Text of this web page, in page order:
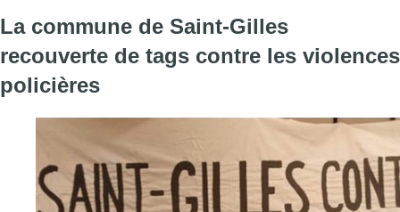
La commune de Saint-Gilles
recouverte de tags contre les violences
policières